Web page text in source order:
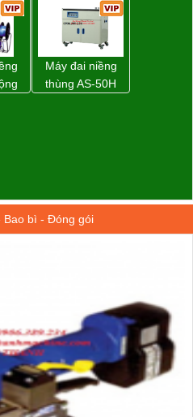
Hãng Đài Loan
Máy đai niềng
thùng AS-50H
Bao bì - Đóng gói